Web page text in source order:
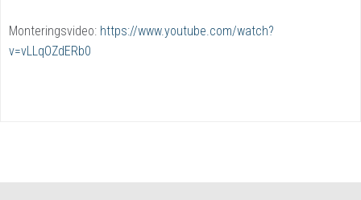
Monteringsvideo: https://www.youtube.com/watch?
v=vLLqOZdERb0